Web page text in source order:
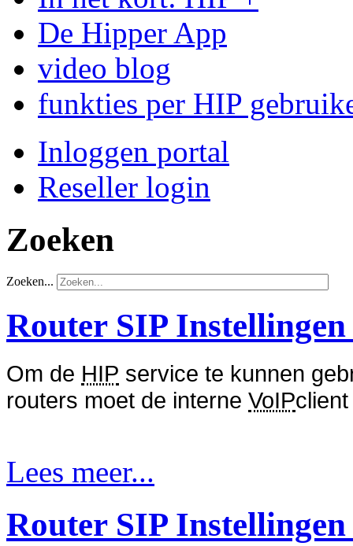
De Hipper App
video blog
funkties per HIP
Inloggen portal
Reseller login
Zoeken
Zoeken...
Router SIP
Om de HIP service te kunnen
routers moet de interne VoIP
Lees meer...
Router SIP Instellingen